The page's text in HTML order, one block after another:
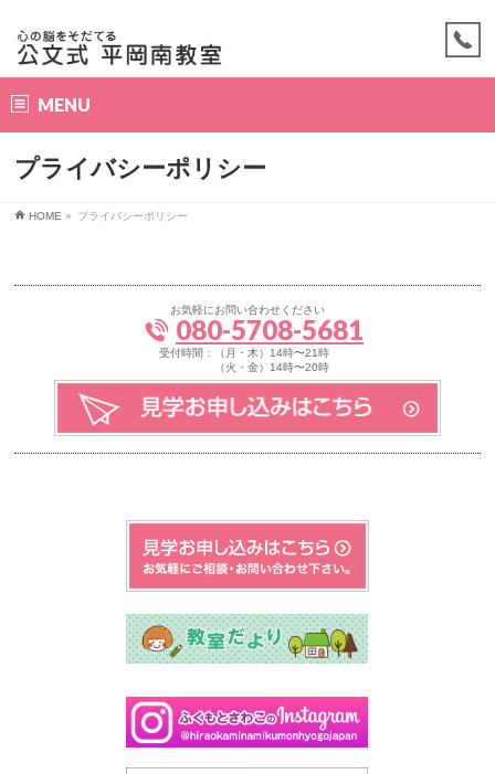
MENU
プライバシーポリシー
HOME » プライバシーポリシー
お気軽にお問い合わせください
080-5708-5681
受付時間：（月・木）14時〜21時
（火・金）14時〜20時